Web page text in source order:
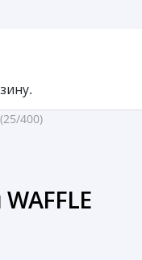
400)